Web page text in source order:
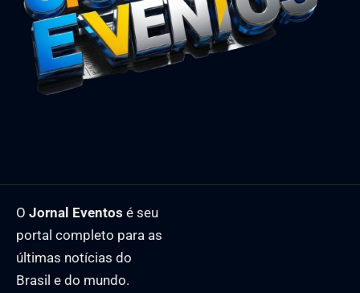
O Jornal Eventos é seu
portal completo para as
últimas notícias do
Brasil e do mundo.